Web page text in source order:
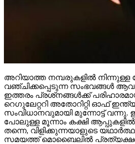
അറിയാത്ത നമ്പരുകളില്‍
വഞ്ചിക്കപ്പെടുന്ന സംഭവങ്ങള്‍
ഇത്തരം പ്രശ്‌നങ്ങള്‍ക്ക്
റെഗുലേറ്ററി അതോറിറ്റി ഓഫ്
സംവിധാനവുമായി മുന്നോട്ട് വന്നു.
പോലുള്ള മൂന്നാം കക്ഷി
തന്നെ, വിളിക്കുന്നയാളുടെ യഥാര്‍ത്ഥ
സമയത്ത് മൊബൈലില്‍